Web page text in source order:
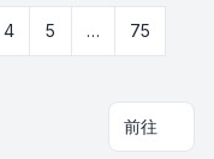
4 5 …
75
前往